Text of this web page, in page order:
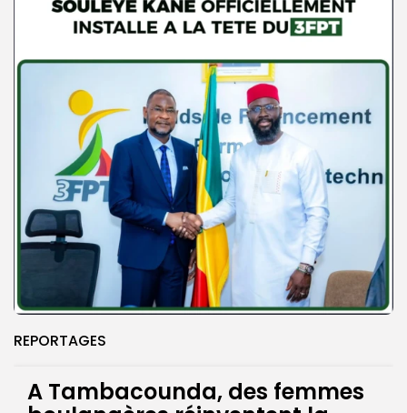
REPORTAGES
A Tambacounda, des femmes